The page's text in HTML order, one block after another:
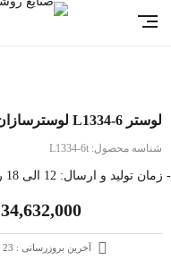
لوستر L1334-6 لوسترسازان
شناسه محصول: L1334-6t
- زمان تولید و ارسال: 12 الی 18 روزکاری
34,632,000
آخرین بروزرسانی : 23 خرداد, 1405